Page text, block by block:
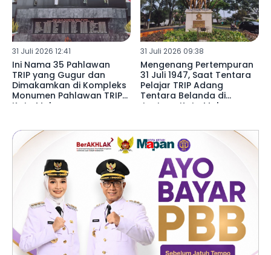
31 Juli 2026 12:41
Ini Nama 35 Pahlawan
TRIP yang Gugur dan
Dimakamkan di Kompleks
Monumen Pahlawan TRIP
Kota Malang
31 Juli 2026 09:38
Mengenang Pertempuran
31 Juli 1947, Saat Tentara
Pelajar TRIP Adang
Tentara Belanda di
Jantung Kota Malang